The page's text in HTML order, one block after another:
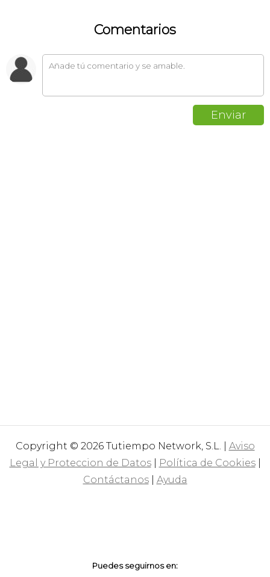
Comentarios
Copyright © 2026 Tutiempo Network, S.L. | Aviso
Legal y Proteccion de Datos| Política de Cookies|
Contáctanos| Ayuda
Puedes seguirnos en: